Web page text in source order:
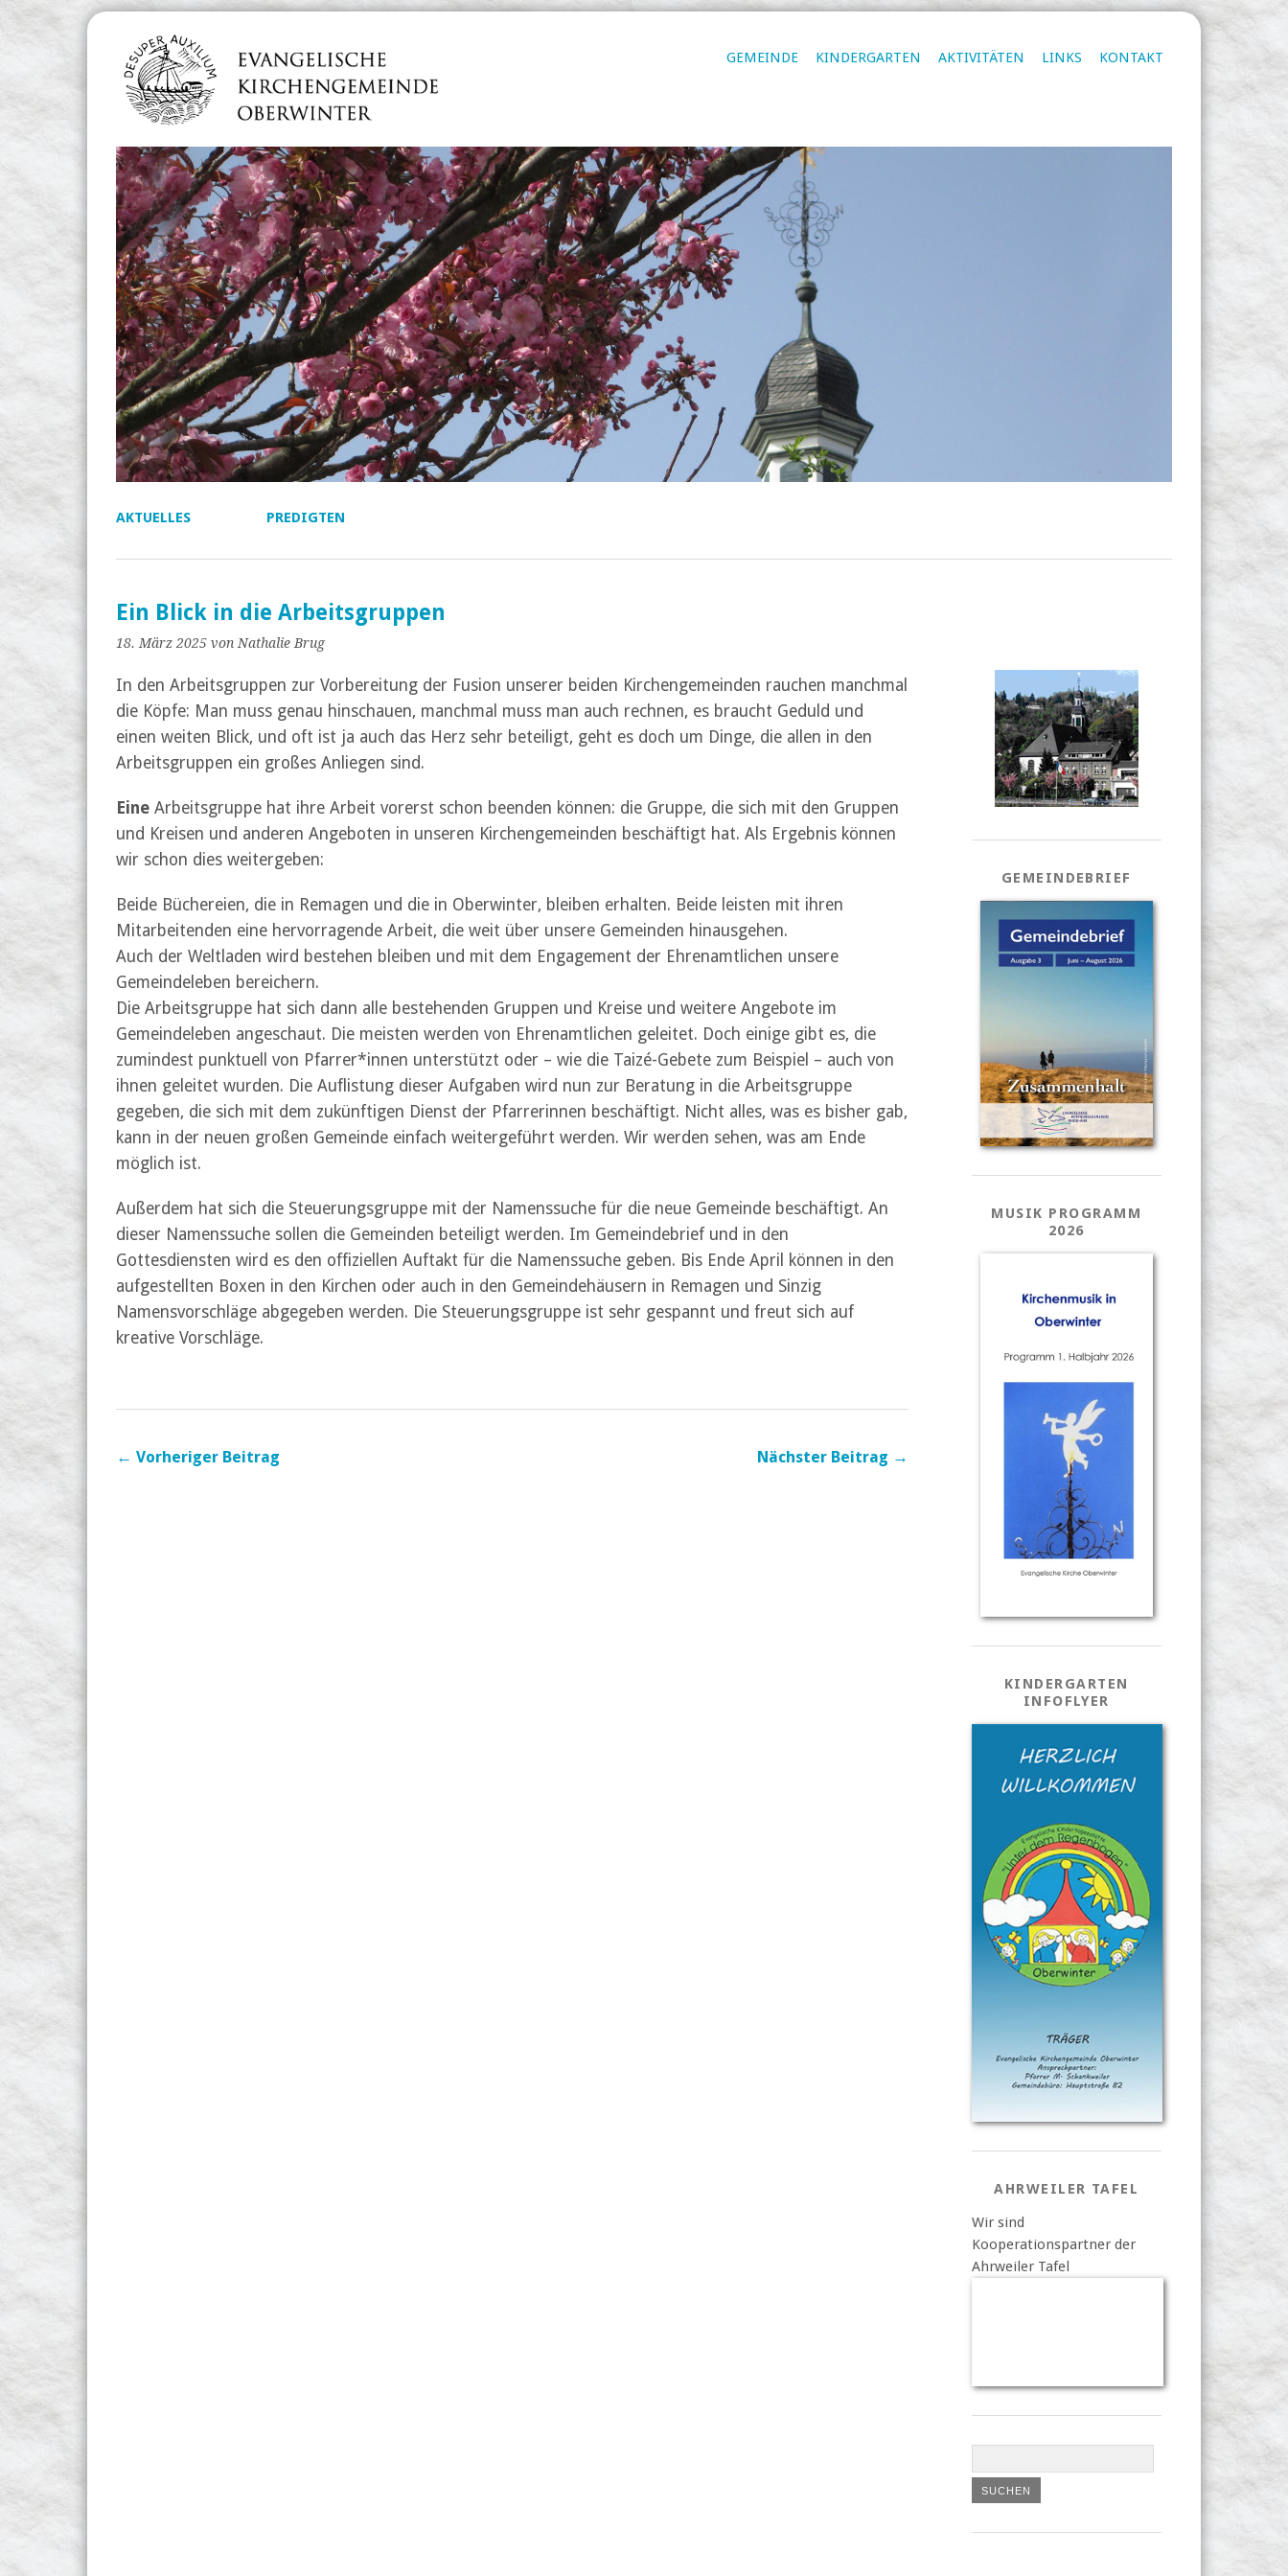
GEMEINDE KINDERGARTEN AKTIVITÄTEN LINKS KONTAKT
AKTUELLES PREDIGTEN
Ein Blick in die Arbeitsgruppen
18. März 2025 von Nathalie Brug
In den Arbeitsgruppen zur Vorbereitung der Fusion unserer beiden Kirchengemeinden rauchen manchmal
die Köpfe: Man muss genau hinschauen, manchmal muss man auch rechnen, es braucht Geduld und
einen weiten Blick, und oft ist ja auch das Herz sehr beteiligt, geht es doch um Dinge, die allen in den
Arbeitsgruppen ein großes Anliegen sind.
Eine Arbeitsgruppe hat ihre Arbeit vorerst schon beenden können: die Gruppe, die sich mit den Gruppen
und Kreisen und anderen Angeboten in unseren Kirchengemeinden beschäftigt hat. Als Ergebnis können
wir schon dies weitergeben:
Beide Büchereien, die in Remagen und die in Oberwinter, bleiben erhalten. Beide leisten mit ihren
Mitarbeitenden eine hervorragende Arbeit, die weit über unsere Gemeinden hinausgehen.
Auch der Weltladen wird bestehen bleiben und mit dem Engagement der Ehrenamtlichen unsere
Gemeindeleben bereichern.
Die Arbeitsgruppe hat sich dann alle bestehenden Gruppen und Kreise und weitere Angebote im
Gemeindeleben angeschaut. Die meisten werden von Ehrenamtlichen geleitet. Doch einige gibt es, die
zumindest punktuell von Pfarrer*innen unterstützt oder – wie die Taizé-Gebete zum Beispiel – auch von
ihnen geleitet wurden. Die Auflistung dieser Aufgaben wird nun zur Beratung in die Arbeitsgruppe
gegeben, die sich mit dem zukünftigen Dienst der Pfarrerinnen beschäftigt. Nicht alles, was es bisher gab,
kann in der neuen großen Gemeinde einfach weitergeführt werden. Wir werden sehen, was am Ende
möglich ist.
Außerdem hat sich die Steuerungsgruppe mit der Namenssuche für die neue Gemeinde beschäftigt. An
dieser Namenssuche sollen die Gemeinden beteiligt werden. Im Gemeindebrief und in den
Gottesdiensten wird es den offiziellen Auftakt für die Namenssuche geben. Bis Ende April können in den
aufgestellten Boxen in den Kirchen oder auch in den Gemeindehäusern in Remagen und Sinzig
Namensvorschläge abgegeben werden. Die Steuerungsgruppe ist sehr gespannt und freut sich auf
kreative Vorschläge.
← Vorheriger Beitrag Nächster Beitrag →
GEMEINDEBRIEF
MUSIK PROGRAMM
2026
KINDERGARTEN
INFOFLYER
AHRWEILER TAFEL
Wir sind
Kooperationspartner der
Ahrweiler Tafel